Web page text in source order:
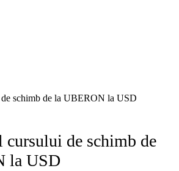
schimb de la UBERON la USD
cursului de schimb de
la USD